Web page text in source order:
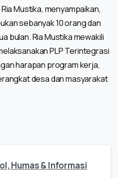
Mustika, menyampaikan,
sebanyak 10 orang dan
bulan. Ria Mustika mewakili
PLP Terintegrasi
harapan program kerja,
desa dan masyarakat
Humas & Informasi